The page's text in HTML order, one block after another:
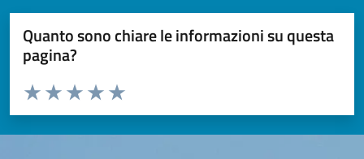
Quanto sono chiare le informazioni su questa
pagina?
Valuta da 1 a 5 stelle la pagina
Valuta 5 stelle su 5
Valuta 4 stelle su 5
Valuta 3 stelle su 5
Valuta 2 stelle su 5
Valuta 1 stelle su 5